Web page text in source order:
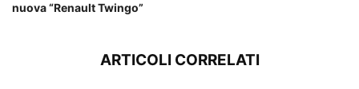
nuova “Renault Twingo”
ARTICOLI CORRELATI